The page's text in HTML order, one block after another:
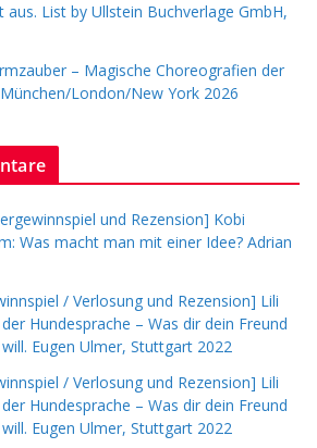
aus. List by Ullstein Buchverlage GmbH,
– Magische Choreografien der
London/New York 2026
und Rezension] Kobi
Was macht man mit einer Idee? Adrian
/ Verlosung und Rezension] Lili
Hundesprache – Was dir dein Freund
Eugen Ulmer, Stuttgart 2022
/ Verlosung und Rezension] Lili
Hundesprache – Was dir dein Freund
Eugen Ulmer, Stuttgart 2022